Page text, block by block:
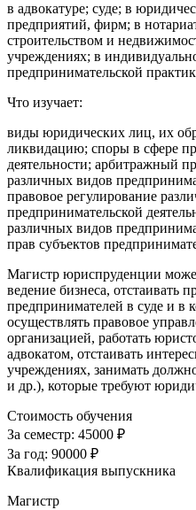
в адвокатуре; суде; в
предприятий, фирм; в
строительством и
учреждениях; в
предпринимательской
Что изучает:
виды юридических лиц, их
ликвидацию; споры в сфере
деятельности; арбитражный
различных видов
правовое регулирование
предпринимательской
различных видов
прав субъектов
Магистр юриспруденции
ведение бизнеса, отстаивать
предпринимателей в суде и в
осуществлять правовое
организацией, работать
адвокатом, отстаивать
учреждениях, занимать
и др.), которые требуют
Стоимость обучения
За семестр: 45000 ₽
За год: 90000 ₽
Квалификация выпускника
Магистр